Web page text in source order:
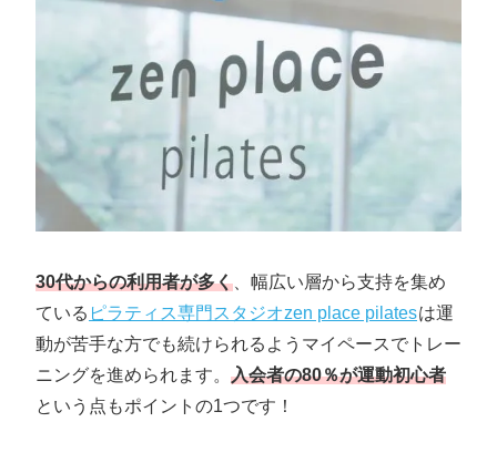
30代からの利用者が多く 、幅広い層から支持を集め
ている ピラティス専門スタジオzen place pilatesは運
動が苦手な方でも続けられるようマイペースでトレー
ニングを進められます。 入会者の80％が運動初心者
という点もポイントの1つです！